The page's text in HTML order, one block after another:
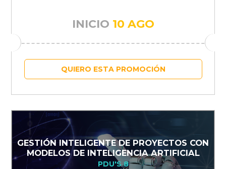
INICIO 10 AGO
QUIERO ESTA PROMOCIÓN
GESTIÓN INTELIGENTE DE PROYECTOS CON
MODELOS DE INTELIGENCIA ARTIFICIAL
PDU'S 8